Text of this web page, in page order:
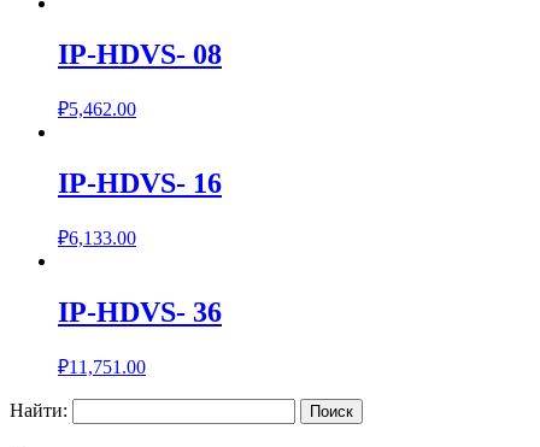
IP-HDVS- 08
₽5,462.00
IP-HDVS- 16
₽6,133.00
IP-HDVS- 36
₽11,751.00
Найти: